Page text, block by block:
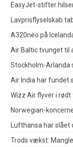
EasyJet-stifter
Lavprisflyselskab
A320neo på
Air Baltic tvunget
Stockholm-Arlanda
Air India har fundet
Wizz Air flyver i
Norwegian-
Lufthansa har
Trods vækst: